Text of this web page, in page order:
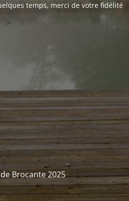
temps, merci de votre fidélité
Brocante 2025